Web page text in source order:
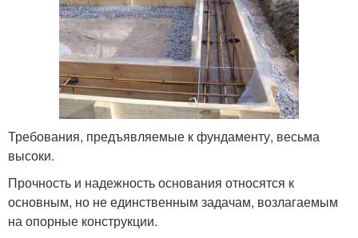
Требования, предъявляемые к фундаменту, весьма
высоки.
Прочность и надежность основания относятся к
основным, но не единственным задачам, возлагаемым
на опорные конструкции.